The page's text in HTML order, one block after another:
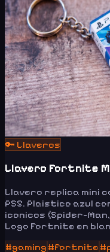
🔑 Llaveros
Llavero Fortnite
Llavero replica mini
PS5. Plaistico azul
iconicos (Spider-
Logo Fortnite en
#gaming #fortnite #